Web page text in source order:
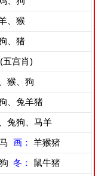
、猴
、猪
五宫肖)
猴、狗
、兔羊猪
兔狗、马羊
画： 羊猴猪
冬： 鼠牛猪